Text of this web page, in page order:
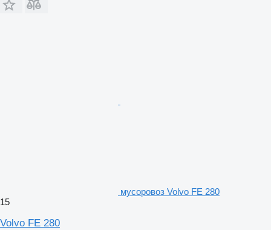
мусоровоз Volvo FE 280
15
Volvo FE 280